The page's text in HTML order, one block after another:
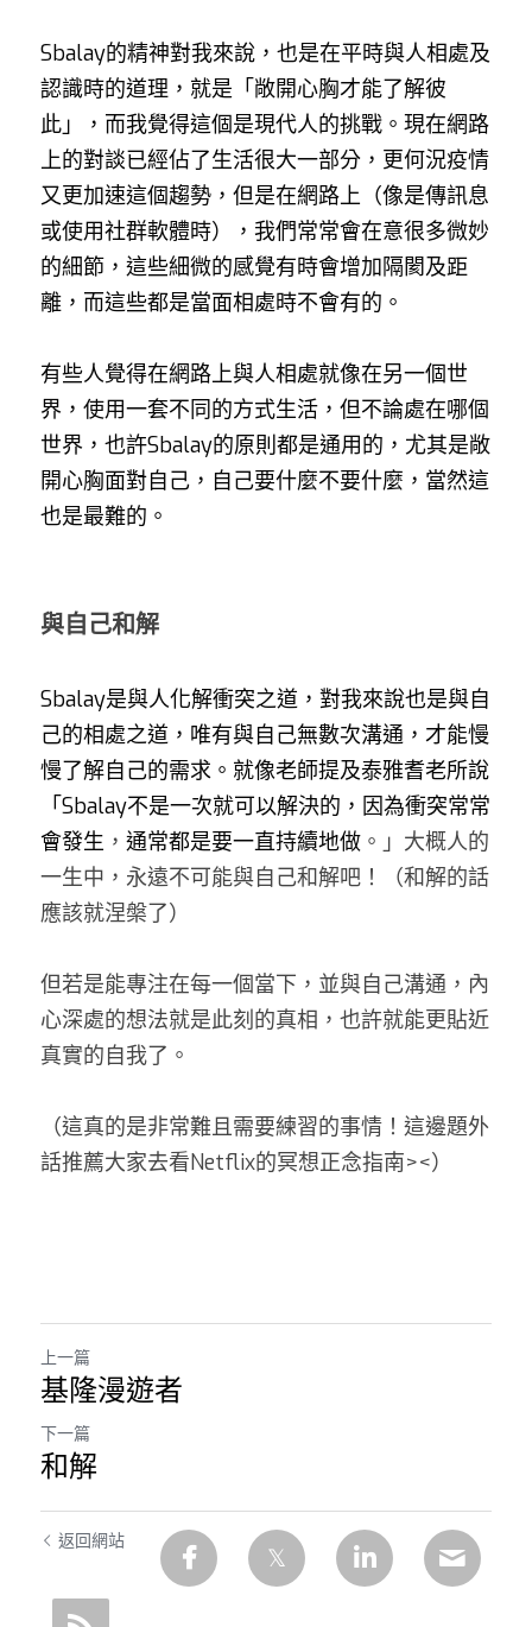
Sbalay的精神對我來說，也是在平時與人相處及
認識時的道理，就是「敞開心胸才能了解彼
此」，而我覺得這個是現代人的挑戰。現在網路
上的對談已經佔了生活很大一部分，更何況疫情
又更加速這個趨勢，但是在網路上（像是傳訊息
或使用社群軟體時），我們常常會在意很多微妙
的細節，這些細微的感覺有時會增加隔閡及距
離，而這些都是當面相處時不會有的。
有些人覺得在網路上與人相處就像在另一個世
界，使用一套不同的方式生活，但不論處在哪個
世界，也許Sbalay的原則都是通用的，尤其是敞
開心胸面對自己，自己要什麼不要什麼，當然這
也是最難的。
與自己和解
Sbalay是與人化解衝突之道，對我來說也是與自
己的相處之道，唯有與自己無數次溝通，才能慢
慢了解自己的需求。就像老師提及泰雅耆老所說
「Sbalay不是一次就可以解決的，因為衝突常常
會發生 ， 通常都是要一直持續地做 。」大概人的
一生中，永遠不可能與自己和解吧！（和解的話
應該就涅槃了）
但若是能專注在每一個當下，並與自己溝通，內
心深處的想法就是此刻的真相，也許就能更貼近
真實的自我了。
（這真的是非常難且需要練習的事情！這邊題外
話推薦大家去看Netflix的冥想正念指南><）
上一篇
基隆漫遊者
下一篇
和解
返回網站